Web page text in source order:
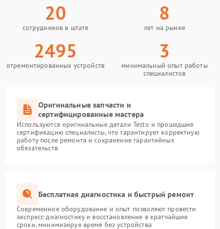
20
сотрудников в штате
8
лет на рынке
2495
отремонтированных устройств
3
минимальный опыт работы
специалистов
Оригинальные запчасти и
сертифицированные мастера
Используются оригинальные детали Testo и прошедшие
сертификацию специалисты, что гарантирует корректную
работу после ремонта и сохранение гарантийных
обязательств
Бесплатная диагностика и быстрый ремонт
Современное оборудование и опыт позволяют провести
экспресс-диагностику и восстановление в кратчайшие
сроки, минимизируя время без устройства